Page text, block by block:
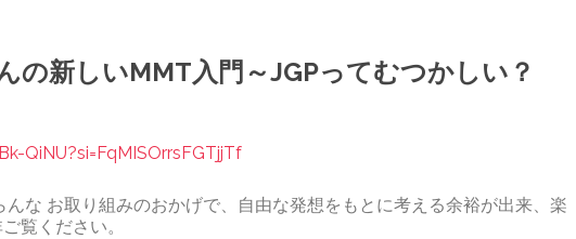
の新しいMMT入門～JGPってむつかしい？
QiNU?si=FqMISOrrsFGTjjTf
な お取り組みのおかげで、自由な発想をもとに考える余裕が出来、楽
覧ください。